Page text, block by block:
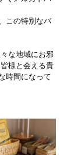
この特別なバ
な地域にお邪
様と会える貴
時間になって